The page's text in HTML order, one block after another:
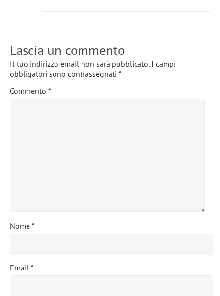
Lascia un commento
Il tuo indirizzo email non sarà pubblicato. I campi
obbligatori sono contrassegnati *
Commento *
Nome *
Email *